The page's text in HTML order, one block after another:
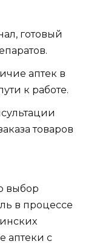
готовый
аптек в
к работе.
товаров
выбор
в процессе
аптеки с